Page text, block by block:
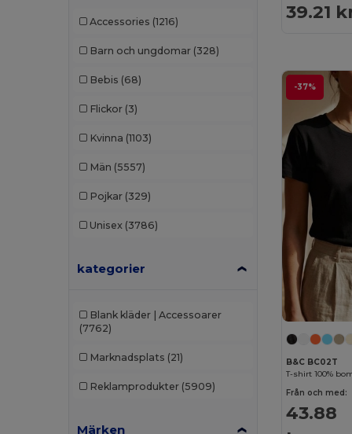
Accessories (1216)
Barn och ungdomar (328)
Bebis (68)
Flickor (3)
Kvinna (1103)
Män (5557)
Pojkar (329)
Unisex (3786)
kategorier
Blank kläder | Accessoarer
(7762)
Marknadsplats (21)
Reklamprodukter (5909)
Märken
39.21
-37%
B&C BC02T
T-shirt 100%
Från och med:
43.88